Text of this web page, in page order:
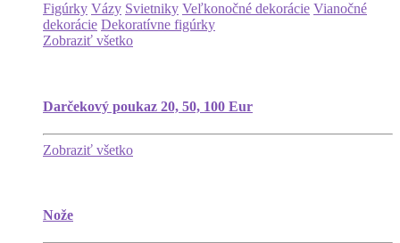
Figúrky Vázy Svietniky Veľkonočné dekorácie Vianočné
dekorácie Dekoratívne figúrky
Zobraziť všetko
Darčekový poukaz 20, 50, 100 Eur
Zobraziť všetko
Nože